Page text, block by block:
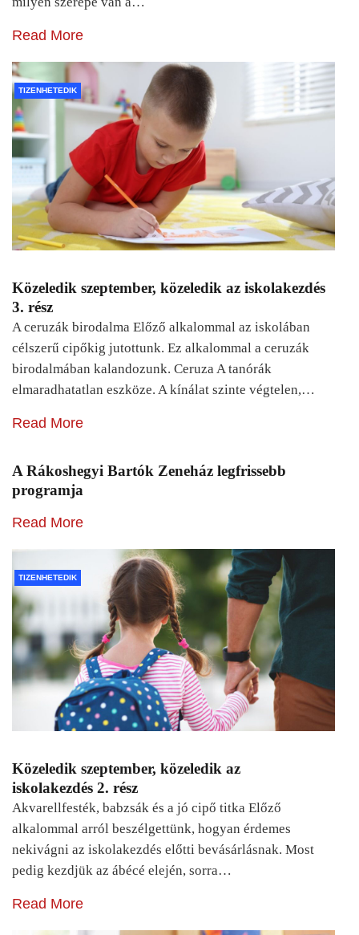
Read More
TIZENHETEDIK
Közeledik szeptember, közeledik az iskolakezdés
3. rész
A ceruzák birodalma Előző alkalommal az iskolában
célszerű cipőkig jutottunk. Ez alkalommal a ceruzák
birodalmában kalandozunk. Ceruza A tanórák
elmaradhatatlan eszköze. A kínálat szinte végtelen,…
Read More
A Rákoshegyi Bartók Zeneház legfrissebb
programja
Read More
TIZENHETEDIK
Közeledik szeptember, közeledik az
iskolakezdés 2. rész
Akvarellfesték, babzsák és a jó cipő titka Előző
alkalommal arról beszélgettünk, hogyan érdemes
nekivágni az iskolakezdés előtti bevásárlásnak. Most
pedig kezdjük az ábécé elején, sorra…
Read More